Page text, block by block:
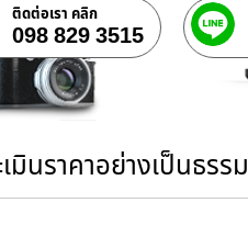
ติดต่อเรา คลิก
098 829 3515
มินราคาอย่างเป็นธรรม